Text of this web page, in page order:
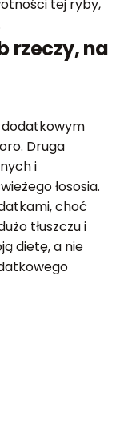
tej ryby,
rzeczy, na
dodatkowym
Druga
i
łososia.
choć
tłuszczu i
dietę, a nie